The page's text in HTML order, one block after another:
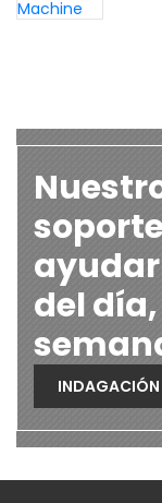
del
INDAGACIÓN